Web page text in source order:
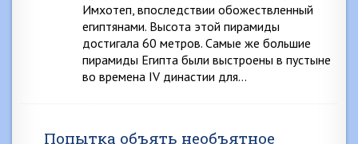
Имхотеп, впоследствии обожествленный
египтянами. Высота этой пирамиды
достигала 60 метров. Самые же большие
пирамиды Египта были выстроены в пустыне
во времена IV династии для…
Попытка объять необъятное